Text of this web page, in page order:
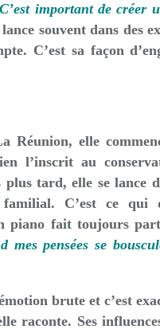
important de créer
lance souvent dans des
C’est sa façon
Réunion, elle
l’inscrit au
plus tard, elle se lance
C’est ce qui
piano fait toujours
mes pensées se
brute et c’est
raconte. Ses